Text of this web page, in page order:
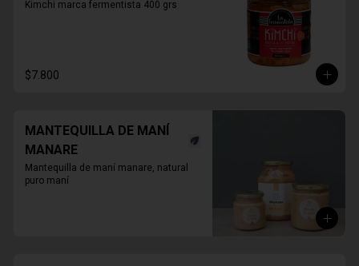
Kimchi marca fermentista 400 grs
$7.800
MANTEQUILLA DE MANÍ
MANARE
Mantequilla de maní manare, natural
puro maní